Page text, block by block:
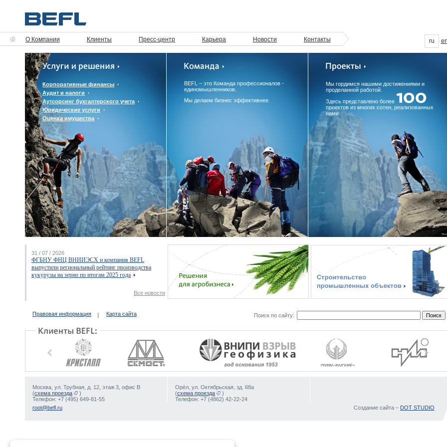
О Компании Клиенты Пресс-центр Карьера Новости Контакты ru
Корпоративные финансы
Аудит и налоги
Аутсорсинг бухгалтерского учета
Юридические услуги
Оценка имущества
BEFL – это Команда профессионалов -
единомышленников.
Мы делаем бизнес эффективнее.
Мы гордимся нашими достижениями и
проделанной работой.
Здесь представлено более
проектов из многих сотен, реализованных
нами.
31 / 07 / 2026
ФГБНУ ФНЦ ВНИИЭСХ и компания BEFL
выпустили региональный рейтинг производства
кукурузы на зерно по итогам 2025 года
Все новости
Правовая информация Карта сайта Поиск по сайту:
Москва, ул. Трубная, д. 12, этаж 3, офис В
(схема проезда
)
Телефон: +7 (495) 649-81-55
Орёл, ул. Октябрьская, зд. 68а
(схема проезда
)
Телефон: +7 (4862) 42-22-24
root@befl.ru
Создание сайта – DOT STUDIO